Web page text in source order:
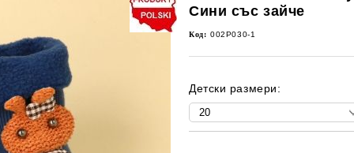
Сини със зайче
Код: 002P030-1
Детски размери: